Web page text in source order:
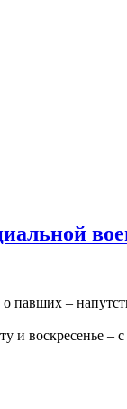
павших –
и воскресенье –